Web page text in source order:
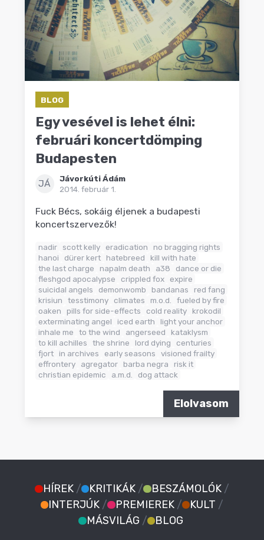
BLOG
Egy vesével is lehet élni:
februári koncertdömping
Budapesten
JÁ
Jávorkúti Ádám
2014. február 1.
Fuck Bécs, sokáig éljenek a budapesti
koncertszervezők!
nadir scott kelly eradication
no bragging rights
hanoi
dürer kert hatebreed
kill with hate
the last charge
napalm death a38
dance or die
fleshgod apocalypse
crippled fox expire
suicidal angels
demonwomb bandanas
red fang
krisiun
tesstimony climates m.o.d.
fueled by fire
oaken
pills for side-effects cold reality krokodil
exterminating angel
iced earth
light your anchor
inhale me
to the wind angerseed
kataklysm
to kill achilles
the shrine lord dying
centuries
fjort in archives early seasons
visioned frailty
effrontery
agregator barba negra
risk it
christian epidemic
a.m.d. dog attack
Elolvasom
HÍREK / KRITIKÁK / BESZÁMOLÓK /
INTERJÚK / PREMIEREK / KULT /
MÁSVILÁG / BLOG